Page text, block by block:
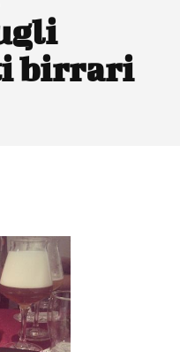
birrari